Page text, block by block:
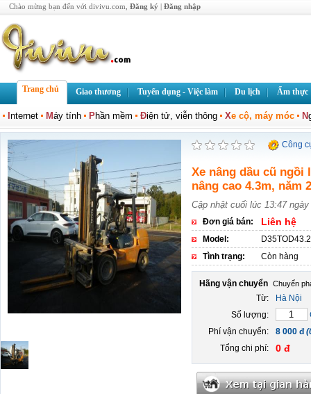
Chào mừng bạn đến với divivu.com, Đăng ký | Đăng nhập
Trang chủ Giao thương Tuyển dụng - Việc làm Du lịch Ẩm thực
nternet Máy tính Phần mềm Điện tử, viễn thông Xe cộ, máy móc N
Công
Xe nâng dầu cũ ngồi
nâng cao 4.3m, năm
Cập nhật cuối lúc 13:47
Đơn giá bán:
Liên hệ
Model:
Tình trạng:
Còn hàng
Hãng vận chuyển
Từ:
Hà Nội
Số lượng:
Phí vận chuyển:
8 000 đ
Tổng chi phí:
0 đ